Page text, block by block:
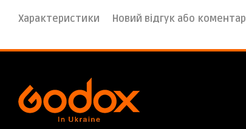
Характеристики Новий відгук або коментар